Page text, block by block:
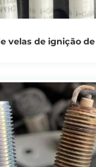
velas de ignição
sustentabilidade
Ver produtos